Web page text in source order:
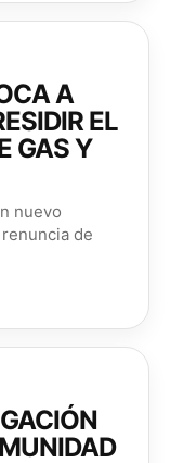
A
EL
GAS Y
nuevo
de